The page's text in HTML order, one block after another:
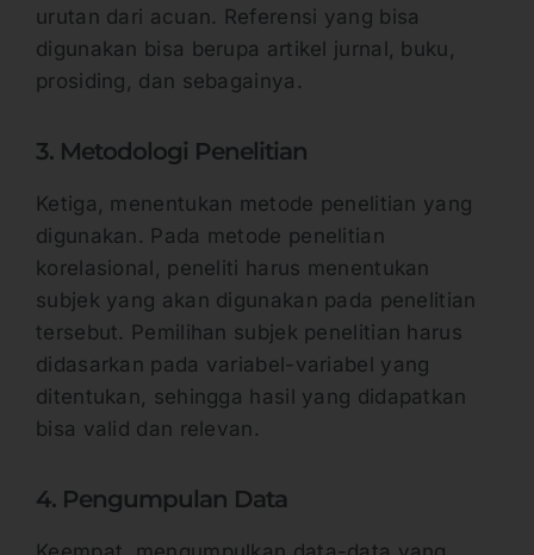
urutan dari acuan. Referensi yang bisa
digunakan bisa berupa artikel jurnal, buku,
prosiding, dan sebagainya.
3. Metodologi Penelitian
Ketiga, menentukan metode penelitian yang
digunakan. Pada metode penelitian
korelasional, peneliti harus menentukan
subjek yang akan digunakan pada penelitian
tersebut. Pemilihan subjek penelitian harus
didasarkan pada variabel-variabel yang
ditentukan, sehingga hasil yang didapatkan
bisa valid dan relevan.
4. Pengumpulan Data